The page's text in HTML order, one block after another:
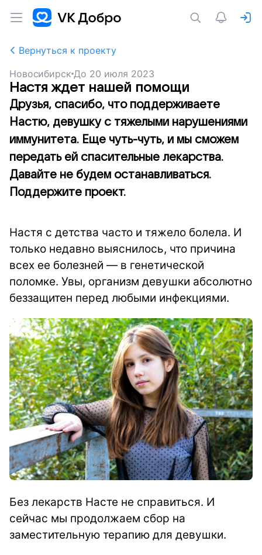
Вернуться к проекту
Новосибирск До 20 июля 2023
Настя ждет нашей помощи
Друзья, спасибо, что поддерживаете
Настю, девушку с тяжелыми нарушениями
иммунитета. Еще чуть-чуть, и мы сможем
передать ей спасительные лекарства.
Давайте не будем останавливаться.
Поддержите проект.
Настя с детства часто и тяжело болела. И
только недавно выяснилось, что причина
всех ее болезней — в генетической
поломке. Увы, организм девушки абсолютно
беззащитен перед любыми инфекциями.
Без лекарств Насте не справиться. И
сейчас мы продолжаем сбор на
заместительную терапию для девушки.